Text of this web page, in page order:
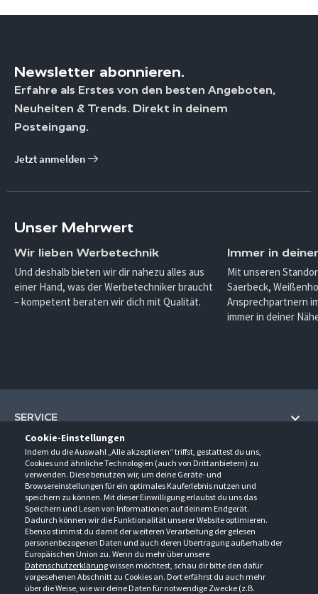
Cookie-Einstellungen
Indem du die Auswahl „Alle akzeptieren“ triffst, gestattest du uns,
Cookies und ähnliche Technologien (auch von Drittanbietern) zu
verwenden. Diese benutzen wir, um deine Geräte- und
Browsereinstellungen für ein optimales Kauferlebnis nutzen und
speichern zu können. Mit dieser Einwilligung erlaubst du uns das
Speichern und Lesen von Informationen auf deinem Endgerät.
Dadurch können wir die Funktionalität unserer Website optimieren.
Ebenso stimmst du damit der weiteren Verarbeitung der gelesen
personenbezogenen Daten und auch deren Übertragung außerhalb der
Europäischen Union zu. Wenn du mehr über unsere
Datenschutzerklärungwissen möchtest, schau dir bitte den dafür
vorgesehenen Abschnitt zu Cookies an. Dort erfährst du auch mehr
über die Weise, wie wir deine Daten für notwendige Zwecke (z.B.
Newsletter abonnieren.
Erfahre als Erstes von den besten Angeboten,
Neuheiten & Trends. Direkt in deinem
Posteingang.
Jetzt anmelden
Unser Mehrwert
Wir lieben Werbetechnik
Und deshalb bieten wir dir nahezu alles aus
einer Hand, was der Werbetechniker braucht
– kompetent beraten wir dich mit Qualität.
Immer in
Mit unseren
Saerbeck,
Ansprechpartnern
immer in deiner
SERVICE
Hilfe und Information
Fragen und Antworten (FAQ)
Kontakt
Newsletter
Events
Downloads
Kataloge
UNTERNEHMEN
Über uns
Anfahrt
Ansprechpartner
Außendienstbesuch
Jobs & Ausbildung
Retouren/Reklamationen
KONTAKT
Gröner-Schulze GmbH
Sarirstraße 5
12529 Schönefeld
Berlin-Schönefeld: +49 30 68 29 54-0
Saerbeck: +49 2574 88750-0
ÖFFNUNGSZEITEN
Montag - Donnerstag
9:00 - 17:00
Freitag
9:00 - 15:00
FOLGE UNS